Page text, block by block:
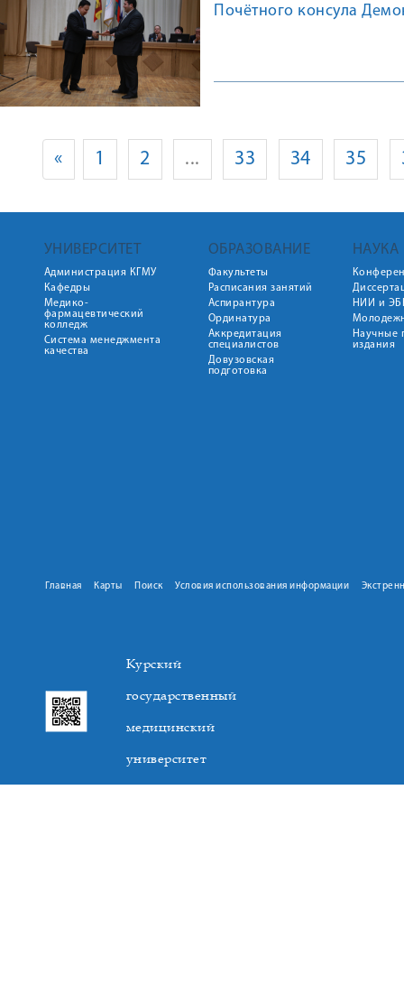
Почётного консула
« 1 2 ... 33 34 35
УНИВЕРСИТЕТ
Администрация КГМУ
Кафедры
Медико-
фармацевтический
колледж
Система менеджмента
качества
ОБРАЗОВАНИЕ
Факультеты
Расписания занятий
Аспирантура
Ординатура
Аккредитация
специалистов
Довузовская
подготовка
НАУКА
НИИ и
Научные
издания
Главная Карты Поиск Условия использования информации
Курский
государственный
медицинский
университет